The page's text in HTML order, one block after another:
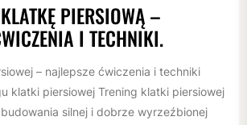
PIERSIOWĄ –
I TECHNIKI.
– najlepsze ćwiczenia i techniki
klatki piersiowej Trening klatki piersiowej
silnej i dobrze wyrzeźbionej